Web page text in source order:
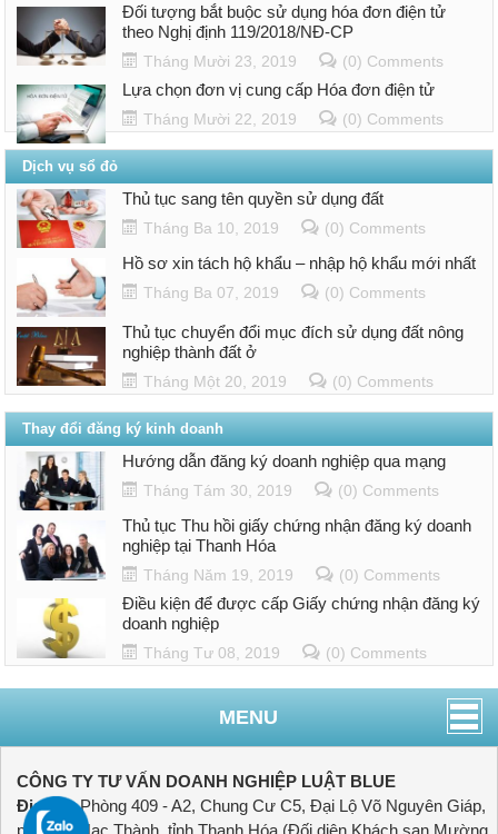
Đối tượng bắt buộc sử dụng hóa đơn điện tử
theo Nghị định 119/2018/NĐ-CP
Tháng Mười 23, 2019 (0) Comments
Lựa chọn đơn vị cung cấp Hóa đơn điện tử
Tháng Mười 22, 2019 (0) Comments
Dịch vụ sổ đỏ
Thủ tục sang tên quyền sử dụng đất
Tháng Ba 10, 2019 (0) Comments
Hồ sơ xin tách hộ khẩu – nhập hộ khẩu mới nhất
Tháng Ba 07, 2019 (0) Comments
Thủ tục chuyển đổi mục đích sử dụng đất nông
nghiệp thành đất ở
Tháng Một 20, 2019 (0) Comments
Thay đổi đăng ký kinh doanh
Hướng dẫn đăng ký doanh nghiệp qua mạng
Tháng Tám 30, 2019 (0) Comments
Thủ tục Thu hồi giấy chứng nhận đăng ký doanh
nghiệp tại Thanh Hóa
Tháng Năm 19, 2019 (0) Comments
Điều kiện để được cấp Giấy chứng nhận đăng ký
doanh nghiệp
Tháng Tư 08, 2019 (0) Comments
MENU
CÔNG TY TƯ VẤN DOANH NGHIỆP LUẬT BLUE
Địa chỉ:Phòng 409 - A2, Chung Cư C5, Đại Lộ Võ Nguyên Giáp,